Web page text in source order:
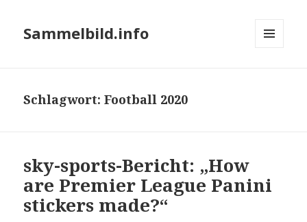
Sammelbild.info
Schlagwort:Football 2020
sky-sports-Bericht: „How
are Premier League Panini
stickers made?“